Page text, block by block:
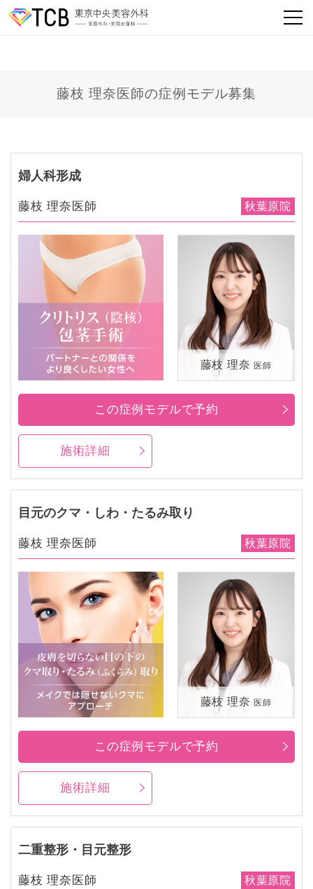
藤枝 理奈医師の症例モデル募集
婦人科形成
藤枝 理奈医師 秋葉原院
藤枝 理奈 医師
施術詳細
この症例モデルで予約
目元のクマ・しわ・たるみ取り
藤枝 理奈医師 秋葉原院
藤枝 理奈 医師
施術詳細
この症例モデルで予約
二重整形・目元整形
藤枝 理奈医師 秋葉原院